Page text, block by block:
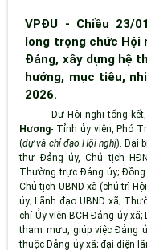
VPĐU - Chiều 23/
long trọng chức Hội
Đảng, xây dựng hệ
hướng, mục tiêu,
2026.
Dự Hội nghị tổng kết,
Hương- Tỉnh ủy viên, Phó
(dự và chỉ đạo Hội nghị). Đại
thư Đảng ủy, Chủ tịch
Thường trực Đảng ủy;
Chủ tịch UBND xã (chủ trì
ủy; Lãnh đạo UBND xã;
chí Ủy viên BCH Đảng ủy
tham mưu, giúp việc Đảng
thuộc Đảng ủy xã; đại diện